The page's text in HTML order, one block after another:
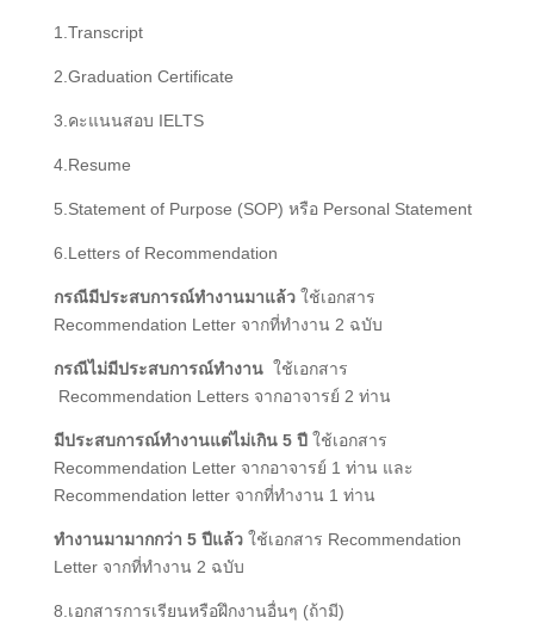
1.Transcript
2.Graduation Certificate
3.คะแนนสอบ IELTS
4.Resume
5.Statement of Purpose (SOP) หรือ Personal Statement
6.Letters of Recommendation
กรณีมีประสบการณ์ทำงานมาแล้ว ใช้เอกสาร
Recommendation Letter จากที่ทำงาน 2 ฉบับ
กรณีไม่มีประสบการณ์ทำงาน ใช้เอกสาร
Recommendation Letters จากอาจารย์ 2 ท่าน
มีประสบการณ์ทำงานแต่ไม่เกิน 5 ปี ใช้เอกสาร
Recommendation Letter จากอาจารย์ 1 ท่าน และ
Recommendation letter จากที่ทำงาน 1 ท่าน
ทำงานมามากกว่า 5 ปีแล้วใช้เอกสาร Recommendation
Letter จากที่ทำงาน 2 ฉบับ
8.เอกสารการเรียนหรือฝึกงานอื่นๆ (ถ้ามี)